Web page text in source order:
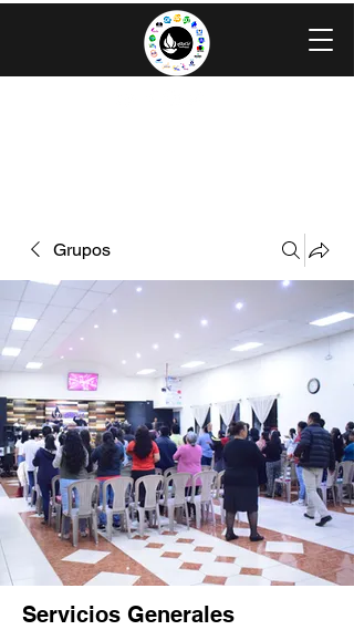
Grupos
Servicios Generales